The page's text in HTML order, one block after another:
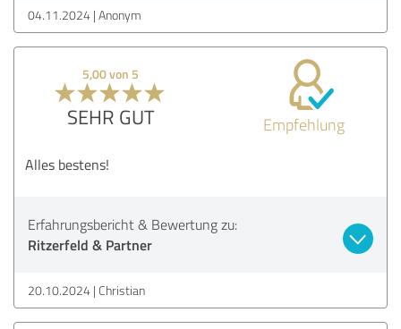
04.11.2024 Anonym
5,00 von 5
SEHR GUT Empfehlung
Alles bestens!
Erfahrungsbericht & Bewertung zu:
Ritzerfeld & Partner
20.10.2024 Christian